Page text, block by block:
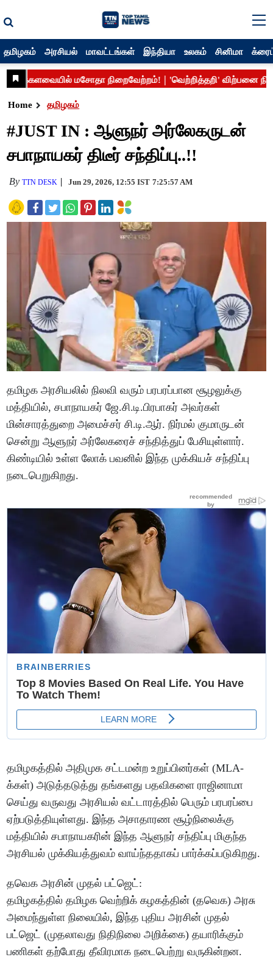
தமிழகம் அரசியல் மாவட்டங்கள் இந்தியா உலகம் சினிமா
Home தமிழகம்
#JUST IN : ஆளுநர் அர்லேகருடன்
சபாநாயகர் திடீர் சந்திப்பு..!!
ByTTN DESK Jun 29, 2026, 12:55 IST 7:25:57 AM
தமிழக அரசியலில் நிலவி வரும் பரபரப்பான சூழலுக்கு
மத்தியில், சபாநாயகர் ஜே.சி.டி.பிரபாகர் அவர்கள்
மின்சாரத்துறை அமைச்சர் சி.டி.ஆர். நிர்மல் குமாருடன்
சென்று ஆளுநர் அர்லேகரைச் சந்தித்துப் பேசியுள்ளார்.
கிண்டியில் உள்ள லோக் பவனில் இந்த முக்கியச் சந்திப்பு
நடைபெறுகிறது.
தமிழகத்தில் அதிமுக சட்டமன்ற உறுப்பினர்கள் (MLA-
க்கள்) அடுத்தடுத்து தங்களது பதவிகளை ராஜினாமா
செய்து வருவது அரசியல் வட்டாரத்தில் பெரும் பரபரப்பை
ஏற்படுத்தியுள்ளது. இந்த அசாதாரண சூழ்நிலைக்கு
மத்தியில் சபாநாயகரின் இந்த ஆளுநர் சந்திப்பு மிகுந்த
அரசியல் முக்கியத்துவம் வாய்ந்ததாகப் பார்க்கப்படுகிறது.
தவெக அரசின் முதல் பட்ஜெட்:
தமிழகத்தில் தமிழக வெற்றிக் கழகத்தின் (தவெக) அரசு
அமைந்துள்ள நிலையில், இந்த புதிய அரசின் முதல்
பட்ஜெட் (முதலாவது நிதிநிலை அறிக்கை) தயாரிக்கும்
பணிகள் தற்போது தீவிரமாக நடைபெற்று வருகின்றன.